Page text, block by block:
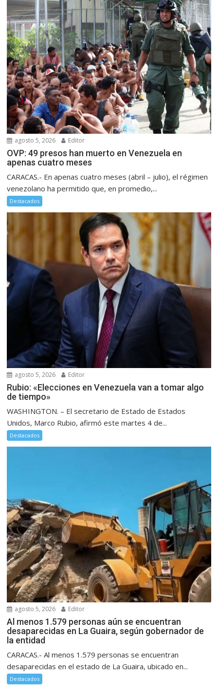
agosto 5, 2026 Editor
OVP: 49 presos han muerto en Venezuela en
apenas cuatro meses
CARACAS.- En apenas cuatro meses (abril – julio), el régimen
venezolano ha permitido que, en promedio,...
Destacados
agosto 5, 2026 Editor
Rubio: «Elecciones en Venezuela van a tomar algo
de tiempo»
WASHINGTON. – El secretario de Estado de Estados
Unidos, Marco Rubio, afirmó este martes 4 de...
Destacados
agosto 5, 2026 Editor
Al menos 1.579 personas aún se encuentran
desaparecidas en La Guaira, según gobernador de
la entidad
CARACAS.- Al menos 1.579 personas se encuentran
desaparecidas en el estado de La Guaira, ubicado en...
Destacados